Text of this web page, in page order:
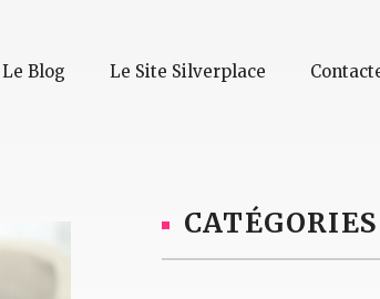
Le Blog Le Site Silverplace
CATÉGORIES